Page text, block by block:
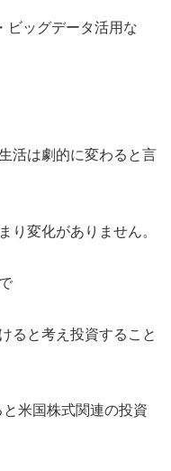
ビッグデータ活用な
活は劇的に変わると言
り変化がありません。
ると考え投資すること
米国株式関連の投資